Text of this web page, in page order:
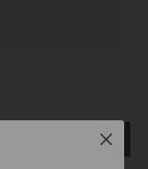
Close